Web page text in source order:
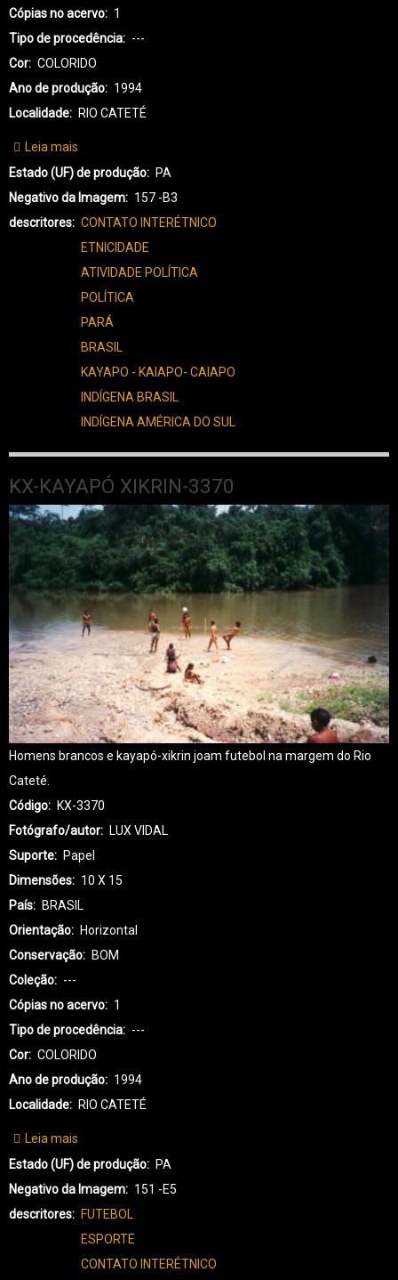
Cópias no acervo
1
Tipo de procedência
---
Cor
COLORIDO
Ano de produção
1994
Localidade
RIO CATETÉ
Leia mais
KX-
KAYAPÓ
XIKRIN-
3405
Estado (UF) de produção
PA
Negativo da Imagem
157 -B3
descritores
CONTATO INTERÉTNICO
ETNICIDADE
ATIVIDADE POLÍTICA
POLÍTICA
PARÁ
BRASIL
KAYAPO - KAIAPO- CAIAPO
INDÍGENA BRASIL
INDÍGENA AMÉRICA DO SUL
KX-KAYAPÓ XIKRIN-3370
Homens brancos e kayapó-xikrin joam futebol na margem do Rio
Cateté.
Código
KX-3370
Fotógrafo/autor
LUX VIDAL
Suporte
Papel
Dimensões
10 X 15
País
BRASIL
Orientação
Horizontal
Conservação
BOM
Coleção
---
Cópias no acervo
1
Tipo de procedência
---
Cor
COLORIDO
Ano de produção
1994
Localidade
RIO CATETÉ
Leia mais
KX-
KAYAPÓ
XIKRIN-
3370
Estado (UF) de produção
PA
Negativo da Imagem
151 -E5
descritores
FUTEBOL
ESPORTE
CONTATO INTERÉTNICO